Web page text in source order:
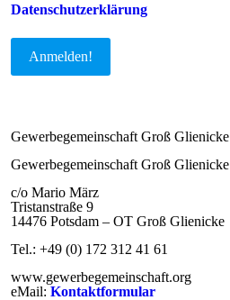
Datenschutzerklärung
Gewerbegemeinschaft Groß Glienicke
Gewerbegemeinschaft Groß
c/o Mario März
Tristanstraße 9
14476 Potsdam – OT Groß Glienicke
Tel.: +49 (0) 172 312 41 61
www.gewerbegemeinschaft.org
eMail: Kontaktformular